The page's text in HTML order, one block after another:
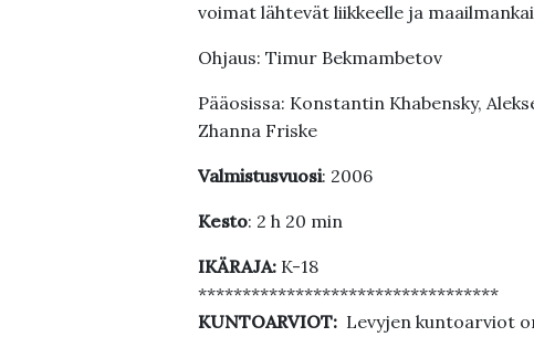
voimat lähtevät liikkeelle ja
Ohjaus: Timur Bekmambetov
Pääosissa: Konstantin Khabensky,
Zhanna Friske
Valmistusvuosi: 2006
Kesto: 2 h 20 min
IKÄRAJA:K-18
**********************************
KUNTOARVIOT: Levyjen kuntoarviot